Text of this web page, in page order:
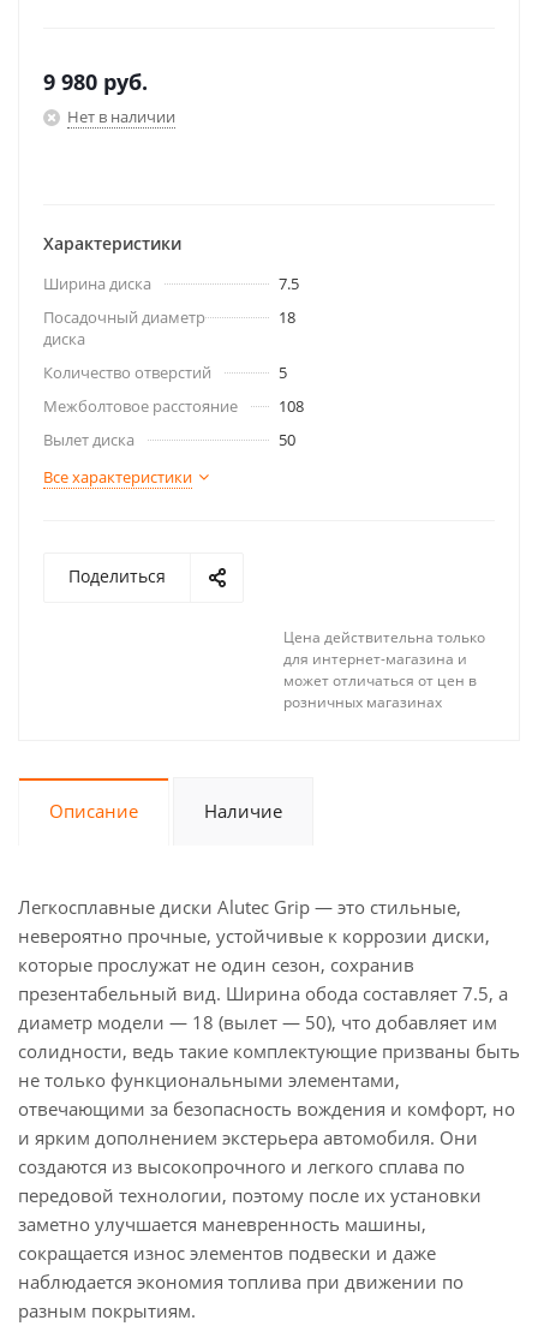
9 980 руб.
Нет в наличии
Характеристики
Ширина диска
7.5
Посадочный диаметр
диска
18
Количество отверстий
5
Межболтовое расстояние
108
Вылет диска
50
Все характеристики
Поделиться
Цена действительна только
для интернет-магазина и
может отличаться от цен в
розничных магазинах
Описание Наличие
Легкосплавные диски Alutec Grip — это стильные,
невероятно прочные, устойчивые к коррозии диски,
которые прослужат не один сезон, сохранив
презентабельный вид. Ширина обода составляет 7.5, а
диаметр модели — 18 (вылет — 50), что добавляет им
солидности, ведь такие комплектующие призваны быть
не только функциональными элементами,
отвечающими за безопасность вождения и комфорт, но
и ярким дополнением экстерьера автомобиля. Они
создаются из высокопрочного и легкого сплава по
передовой технологии, поэтому после их установки
заметно улучшается маневренность машины,
сокращается износ элементов подвески и даже
наблюдается экономия топлива при движении по
разным покрытиям.